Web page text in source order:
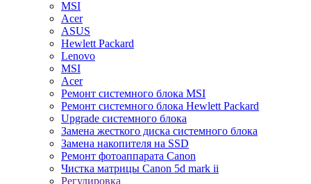
MSI
Acer
ASUS
Hewlett Packard
Lenovo
MSI
Acer
Ремонт системного блока MSI
Ремонт системного блока Hewlett Packard
Upgrade системного блока
Замена жесткого диска системного блока
Замена накопителя на SSD
Ремонт фотоаппарата Canon
Чистка матрицы Canon 5d mark ii
Регулировка